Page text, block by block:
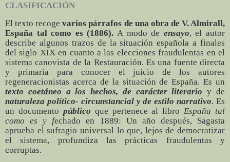
CLASIFICACIÓN
El texto recogevarios párrafos de una obra de V. Almirall,
España tal como es (1886). A modo de ensayo, el autor
describe algunos trazos de la situación española a finales
del siglo XIX en cuanto a las elecciones fraudulentas en el
sistema canovista de la Restauración. Es una fuente directa
y primaria para conocer el juicio de los autores
regeneracionistas acerca de la situación de España. Es un
texto coetáneo a los hechos, de carácter literarioy de
naturaleza político- circunstancial y de estilo narrativo. Es
un documento público que pertenece al libroEspaña tal
como es y fechado en 1889: Un año después, Sagasta
aprueba el sufragio universal lo que, lejos de democratizar
el sistema, profundiza las prácticas fraudulentas y
corruptas.